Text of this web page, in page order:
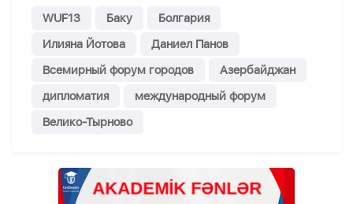
WUF13 Баку
Болгария
Илияна Йотова
Даниел Панов
Всемирный форум городов
Азербайджан
дипломатия
международный форум
Велико-Тырново